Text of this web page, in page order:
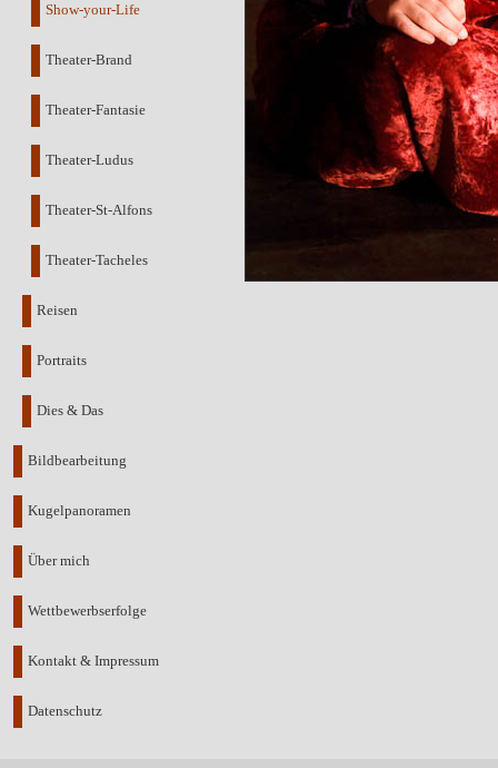
Show-your-Life
Theater-Brand
Theater-Fantasie
Theater-Ludus
Theater-St-Alfons
Theater-Tacheles
Reisen
Portraits
Dies & Das
Bildbearbeitung
Kugelpanoramen
Über mich
Wettbewerbserfolge
Kontakt & Impressum
Datenschutz